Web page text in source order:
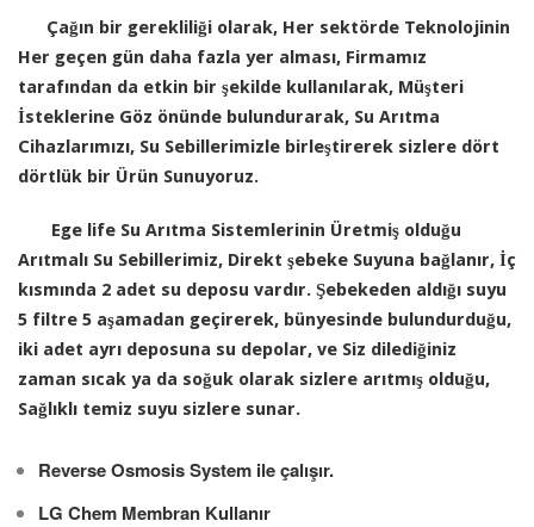
Çağın bir gerekliliği olarak, Her sektörde Teknolojinin
Her geçen gün daha fazla yer alması, Firmamız
tarafından da etkin bir şekilde kullanılarak, Müşteri
İsteklerine Göz önünde bulundurarak, Su Arıtma
Cihazlarımızı, Su Sebillerimizle birleştirerek sizlere dört
dörtlük bir Ürün Sunuyoruz.
Ege life Su Arıtma Sistemlerinin Üretmiş olduğu
Arıtmalı Su Sebillerimiz, Direkt şebeke Suyuna bağlanır, İç
kısmında 2 adet su deposu vardır. Şebekeden aldığı suyu
5 filtre 5 aşamadan geçirerek, bünyesinde bulundurduğu,
iki adet ayrı deposuna su depolar, ve Siz dilediğiniz
zaman sıcak ya da soğuk olarak sizlere arıtmış olduğu,
Sağlıklı temiz suyu sizlere sunar.
Reverse Osmosis System ile çalışır.
LG Chem Membran Kullanır